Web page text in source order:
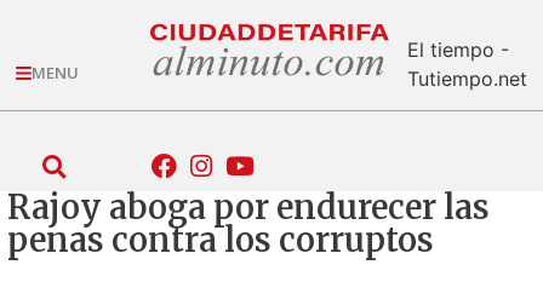
MENU
El tiempo -
Tutiempo.net
Rajoy aboga por endurecer las
penas contra los corruptos